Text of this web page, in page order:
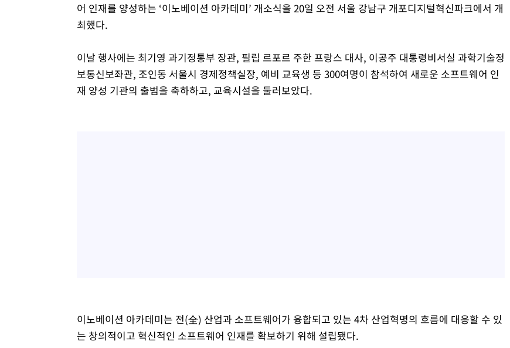
어 인재를 양성하는 ‘이노베이션 아카데미’ 개소식을 20일 오전 서울 강남구 개포디지털혁신파크에서 개
최했다.
이날 행사에는 최기영 과기정통부 장관, 필립 르포르 주한 프랑스 대사, 이공주 대통령비서실 과학기술정
보통신보좌관, 조인동 서울시 경제정책실장, 예비 교육생 등 300여명이 참석하여 새로운 소프트웨어 인
재 양성 기관의 출범을 축하하고, 교육시설을 둘러보았다.
이노베이션 아카데미는 전(全) 산업과 소프트웨어가 융합되고 있는 4차 산업혁명의 흐름에 대응할 수 있
는 창의적이고 혁신적인 소프트웨어 인재를 확보하기 위해 설립됐다.